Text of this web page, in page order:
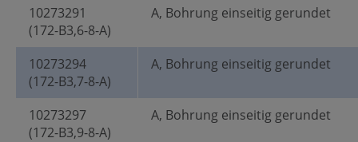
10273291
(172-B3,6-8-A)
A, Bohrung einseitig gerundet
10273294
(172-B3,7-8-A)
A, Bohrung einseitig gerundet
10273297
(172-B3,9-8-A)
A, Bohrung einseitig gerundet